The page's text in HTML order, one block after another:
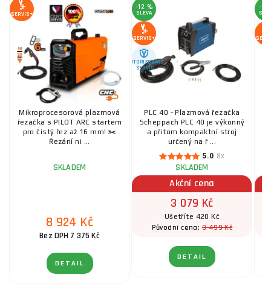
SERVIS+
Mikroprocesorová plazmová
řezačka s PILOT ARC startem
pro čistý řez až 16 mm! ✂️
Řezání ni ...
SKLADEM
8 924 Kč
Bez DPH 7 375 Kč
DETAIL
-12 %
SLEVA
SERVIS+
AUTORIZOVANÝ
SERVIS
PLC 40 - Plazmová řezačka
Scheppach PLC 40 je výkonný
a přitom kompaktní stroj
určený na ř ...
5.0 8x
SKLADEM
Akční cena
3 079 Kč
Ušetříte 420 Kč
Původní cena:3 499 Kč
DETAIL
-3